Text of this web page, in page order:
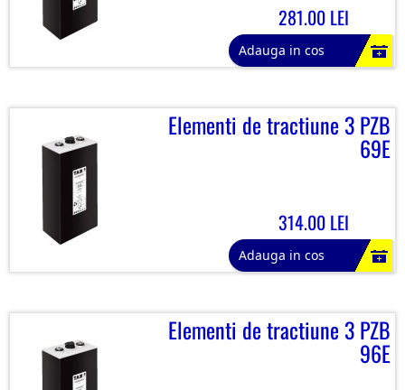
281.00 LEI
Adauga in cos
Elementi de tractiune 3 PZB
69E
314.00 LEI
Adauga in cos
Elementi de tractiune 3 PZB
96E